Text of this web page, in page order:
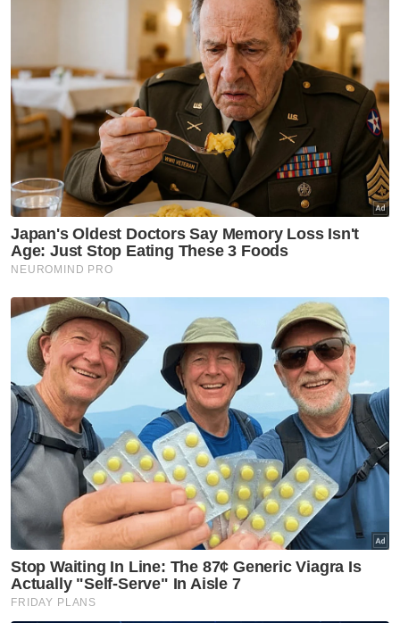
"Kita sebenarnya berada di belakang dia
kontroversi siasatan kes rogol pembantu
rumah yang dihadapi sebelum ini.
Seharusnya dia bantu kita permudahkan
lantikan ahli majlis ini.
"Kita tak mahu ada sebarang campur tangan
terhadap keputusan dibuat pimpinan dan
seharusnya kerajaan negeri akur dengan
sebarang keputusan yang telah
dimuktamadkan," katanya.